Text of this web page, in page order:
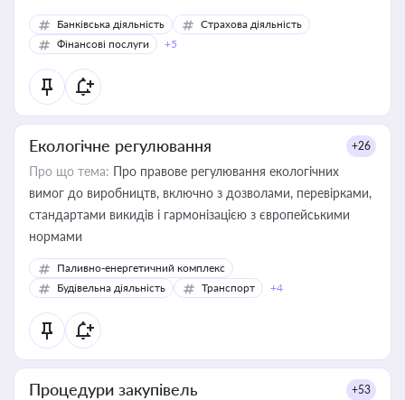
Банківська діяльність
Страхова діяльність
Фінансові послуги
+5
Екологічне регулювання +26
Про що тема: Про правове регулювання екологічних
вимог до виробництв, включно з дозволами, перевірками,
стандартами викидів і гармонізацією з європейськими
нормами
Паливно-енергетичний комплекс
Будівельна діяльність
Транспорт +4
Процедури закупівель +53